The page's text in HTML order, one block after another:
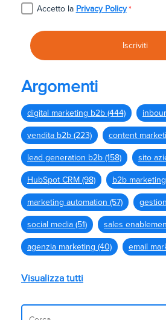
Accetto la Privacy Policy *
Argomenti
digital marketing b2b (444)
vendita b2b (223) content
lead generation b2b (158) sito
HubSpot CRM (98) b2b marketing
marketing automation (57)
social media (51) sales
agenzia marketing (40) email
Visualizza tutti